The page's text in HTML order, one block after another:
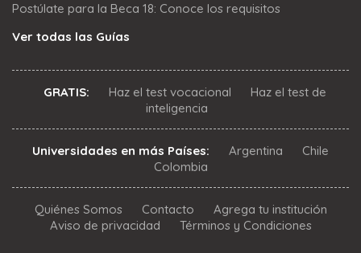
Postúlate para la Beca 18: Conoce los requisitos
Ver todas las Guías
GRATIS: Haz el test vocacional
Haz el test de
inteligencia
Universidades en más Países: Argentina
Chile
Colombia
Quiénes Somos Contacto
Agrega tu institución
Aviso de privacidad
Términos y Condiciones